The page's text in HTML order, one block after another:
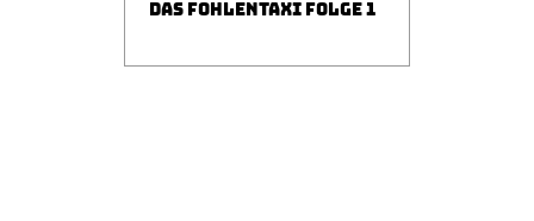
DAS FOHLENTAXI FOLGE 1